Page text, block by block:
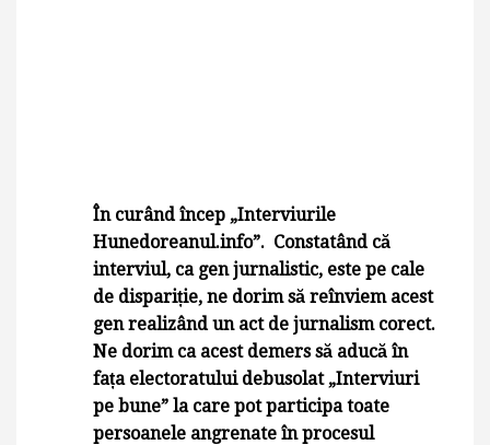
În curând încep „Interviurile
Hunedoreanul.info”. Constatând că
interviul, ca gen jurnalistic, este pe cale
de dispariție, ne dorim să reînviem acest
gen realizând un act de jurnalism corect.
Ne dorim ca acest demers să aducă în
fața electoratului debusolat „Interviuri
pe bune” la care pot participa toate
persoanele angrenate în procesul